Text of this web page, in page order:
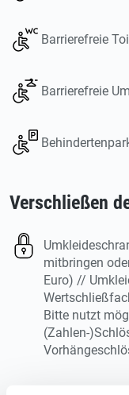
Barrierefreie
Barrierefreie
Verschließen
mitbringen
Euro) //
Bitte nutzt
(Zahlen-